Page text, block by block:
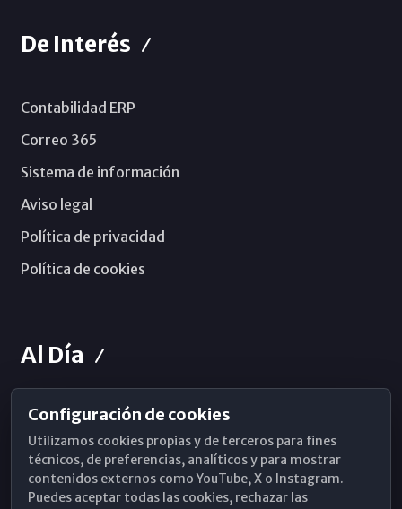
De Interés
Contabilidad ERP
Correo 365
Sistema de información
Aviso legal
Política de privacidad
Política de cookies
Al Día
Horarios de Misa
Hemeroteca
WhatsApp
Configuración de cookies
Utilizamos cookies propias y de terceros para fines
técnicos, de preferencias, analíticos y para mostrar
contenidos externos como YouTube, X o Instagram.
Puedes aceptar todas las cookies, rechazar las